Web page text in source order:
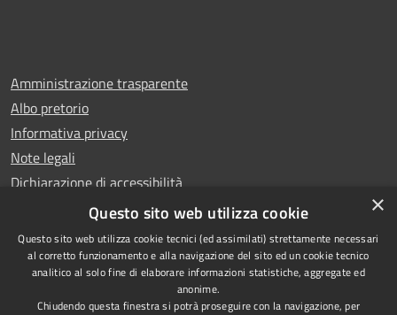
Amministrazione trasparente
Albo pretorio
Informativa privacy
Note legali
Dichiarazione di accessibilità
Whistleblowing
×
Questo sito web utilizza cookie
Questo sito web utilizza cookie tecnici (ed assimilati) strettamente necessari
al corretto funzionamento e alla navigazione del sito ed un cookie tecnico
analitico al solo fine di elaborare informazioni statistiche, aggregate ed
anonime.
Chiudendo questa finestra si potrà proseguire con la navigazione, per